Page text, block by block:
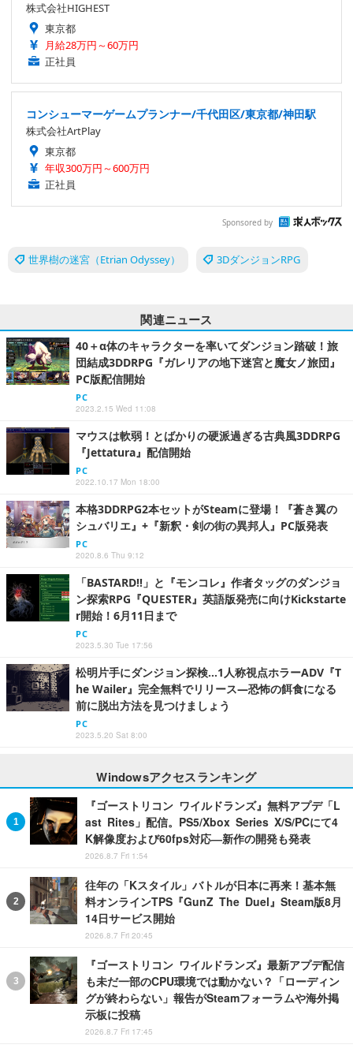
株式会社HIGHEST
東京都
月給28万円～60万円
正社員
コンシューマーゲームプランナー/千代田区/東京都/神田駅
株式会社ArtPlay
東京都
年収300万円～600万円
正社員
Sponsored by
世界樹の迷宮（Etrian Odyssey） 3DダンジョンRPG
関連ニュース
40＋α体のキャラクターを率いてダンジョン踏破！旅
団結成3DDRPG『ガレリアの地下迷宮と魔女ノ旅団』
PC版配信開始
PC
2023.2.15 Wed 11:08
マウスは軟弱！とばかりの硬派過ぎる古典風3DDRPG
『Jettatura』配信開始
PC
2022.10.17 Mon 18:00
本格3DDRPG2本セットがSteamに登場！『蒼き翼の
シュバリエ』+『新釈・剣の街の異邦人』PC版発表
PC
2020.8.6 Thu 9:12
「BASTARD!!」と『モンコレ』作者タッグのダンジョ
ン探索RPG『QUESTER』英語版発売に向けKickstarte
r開始！6月11日まで
PC
2023.5.30 Tue 17:56
松明片手にダンジョン探検…1人称視点ホラーADV『T
he Wailer』完全無料でリリース―恐怖の餌食になる
前に脱出方法を見つけましょう
PC
2023.5.20 Sat 8:00
Windowsアクセスランキング
『ゴーストリコン ワイルドランズ』無料アプデ「L
ast Rites」配信。PS5/Xbox Series X/S/PCにて4
K解像度および60fps対応―新作の開発も発表
2026.8.7 Fri 1:54
往年の「Kスタイル」バトルが日本に再来！基本無
料オンラインTPS『GunZ The Duel』Steam版8月
14日サービス開始
2026.8.7 Fri 20:45
『ゴーストリコン ワイルドランズ』最新アプデ配信
も未だ一部のCPU環境では動かない？「ローディン
グが終わらない」報告がSteamフォーラムや海外掲
示板に投稿
2026.8.7 Fri 17:45